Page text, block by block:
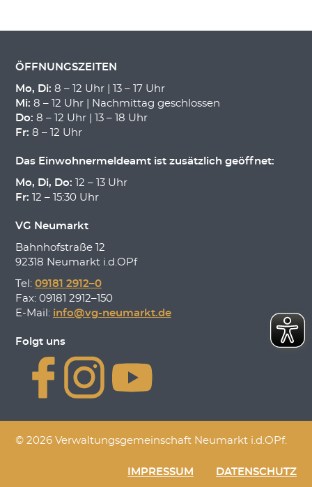
ÖFFNUNGSZEITEN
Mo, Di: 8 – 12 Uhr | 13 – 17 Uhr
Mi: 8 – 12 Uhr | Nachmittag geschlossen
Do: 8 – 12 Uhr | 13 – 18 Uhr
Fr: 8 – 12 Uhr
Das Einwohnermeldeamt ist zusätzlich geöffnet:
Mo, Di, Do: 12 – 13 Uhr
Fr: 12 – 15:30 Uhr
VG Neumarkt
Bahnhofstraße 12
92318 Neumarkt i.d.OPf
Tel: 09181 2912–0
Fax: 09181 2912–150
E-Mail: info@vg-neumarkt.de
Folgt uns
© 2026 Verwaltungsgemeinschaft Neumarkt i.d.OPf.
IMPRESSUM DATENSCHUTZ